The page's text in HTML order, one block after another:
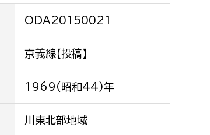
ント・講座などに参加したい
くりに関わりたい
都市部
都市計画課
ODA20150021
京義線【投稿】
1969(昭和44)年
川東北部地域